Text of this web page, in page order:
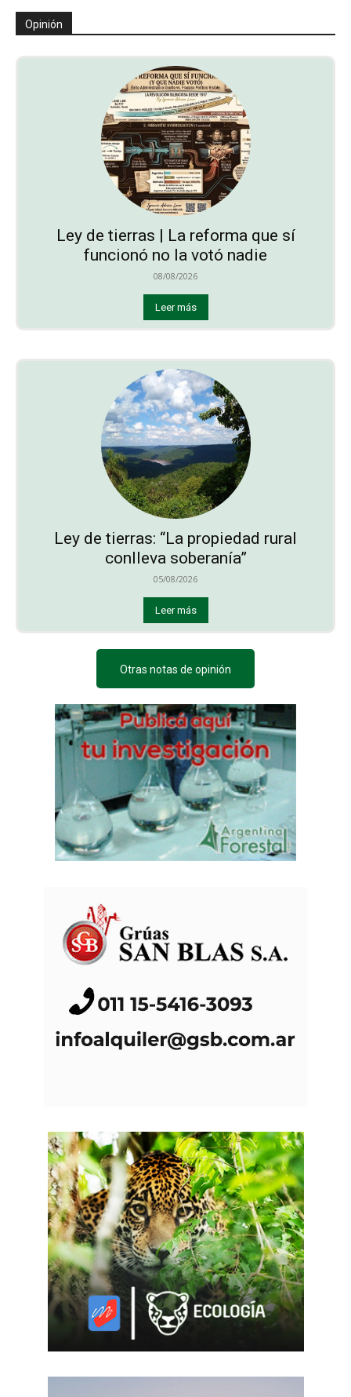
Opinión
Ley de tierras | La reforma que sí
funcionó no la votó nadie
08/08/2026
Leer más
Ley de tierras: “La propiedad rural
conlleva soberanía”
05/08/2026
Leer más
Otras notas de opinión